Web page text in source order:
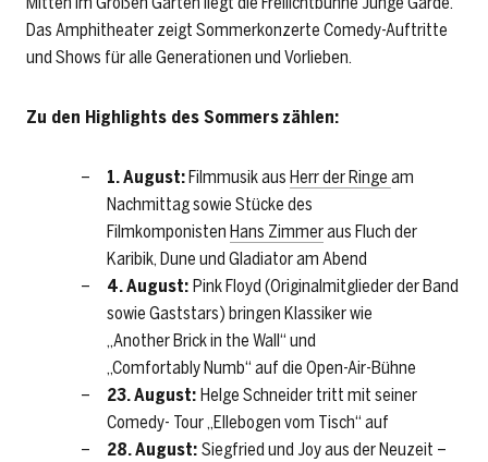
Das Amphitheater zeigt Sommerkonzerte Comedy-Auftritte
und Shows für alle Generationen und Vorlieben.
Zu den Highlights des Sommers zählen:
1. August:Filmmusik aus Herr der Ringe am
Nachmittag sowie Stücke des
Filmkomponisten Hans Zimmeraus Fluch der
Karibik, Dune und Gladiator am Abend
4. August: Pink Floyd (Originalmitglieder der Band
sowie Gaststars) bringen Klassiker wie
„Another Brick in the Wall“ und
„Comfortably Numb“ auf die Open-Air-Bühne
23. August: Helge Schneider tritt mit seiner
Comedy- Tour „Ellebogen vom Tisch“ auf
28. August: Siegfried und Joy aus der Neuzeit –